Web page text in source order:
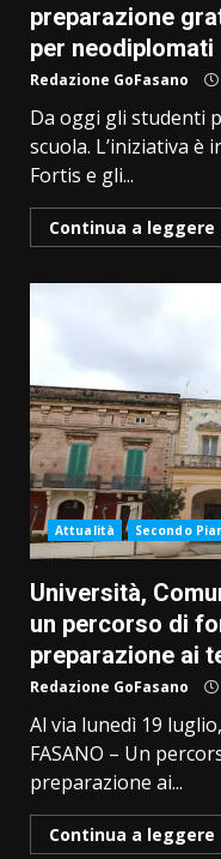
preparazione
per neodiplomati
Redazione GoFasano
Da oggi gli studenti
scuola. L’iniziativa
Fortis e gli...
Continua a leggere
Attualità Secondo
Università,
un percorso di
preparazione ai
Redazione GoFasano
Al via lunedì 19
FASANO – Un
preparazione ai...
Continua a leggere